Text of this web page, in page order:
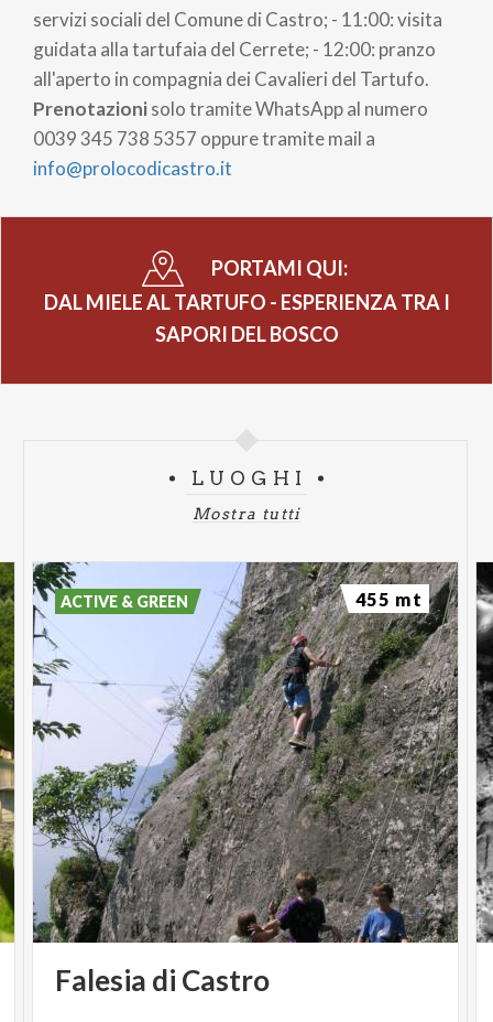
servizi sociali del Comune di Castro; - 11:00: visita
guidata alla tartufaia del Cerrete; - 12:00: pranzo
all'aperto in compagnia dei Cavalieri del Tartufo.
Prenotazionisolo tramite WhatsApp al numero
0039 345 738 5357 oppure tramite mail a
info@prolocodicastro.it
PORTAMI QUI:
DAL MIELE AL TARTUFO - ESPERIENZA TRA I
SAPORI DEL BOSCO
LUOGHI
Mostra tutti
Falesia di Castro
ACTIVE & GREEN 455 mt